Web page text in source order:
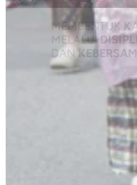
MEMBENTUK KARAKTER
MELALUIDISIPLIN
KEBERSAMAAN
TENTANG YPPSB